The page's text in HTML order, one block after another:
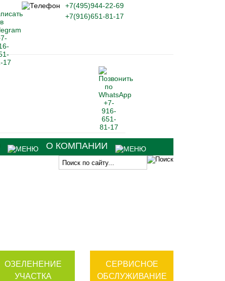
+7(495)944-22-69
+7(916)651-81-17
О КОМПАНИИ
ОЗЕЛЕНЕНИЕ
УЧАСТКА
СЕРВИСНОЕ
ОБСЛУЖИВАНИЕ